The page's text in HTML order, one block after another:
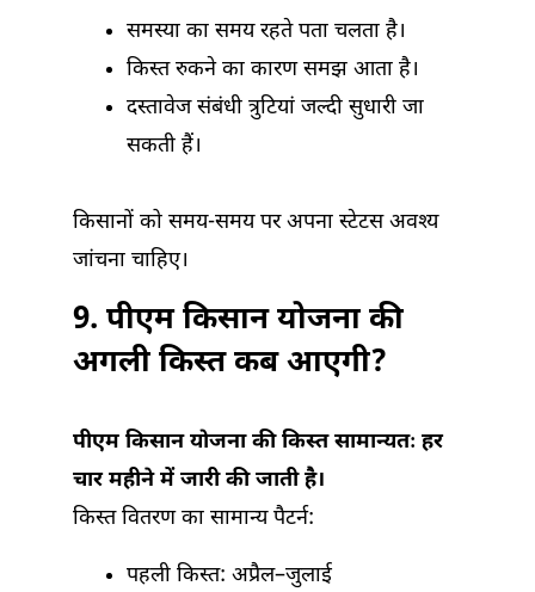
समस्या का समय रहते पता चलता है।
किस्त रुकने का कारण समझ आता है।
दस्तावेज संबंधी त्रुटियां जल्दी सुधारी जा
सकती हैं।
किसानों को समय-समय पर अपना स्टेटस अवश्य
जांचना चाहिए।
9. पीएम किसान योजना की
अगली किस्त कब आएगी?
पीएम किसान योजना की किस्त सामान्यतः हर
चार महीने में जारी की जाती है।
किस्त वितरण का सामान्य पैटर्न:
पहली किस्त: अप्रैल–जुलाई